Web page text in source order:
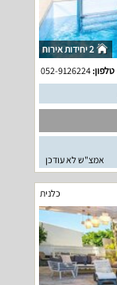
2 יחידות אירוח
טלפון:052-9126224
אמצ"ש לא עודכן
כלנית